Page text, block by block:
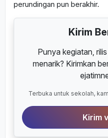
perundingan pun berakhir.
Kirim
Punya kegiatan,
menarik? Kirimkan
Terbuka untuk sekolah,
Kirim